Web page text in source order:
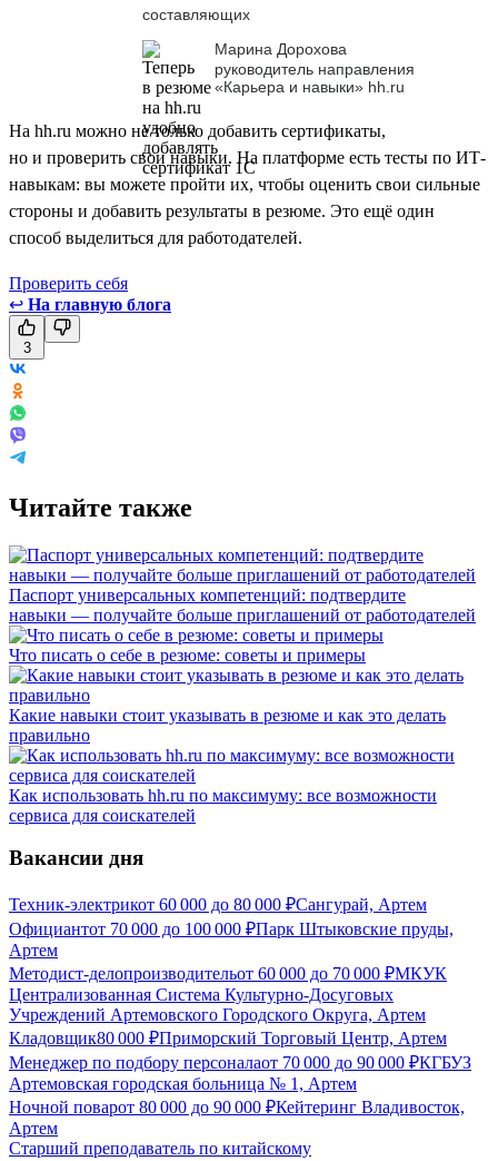
составляющих
Марина Дорохова
руководитель направления
«Карьера и навыки» hh.ru
На hh.ru можно не только добавить сертификаты,
но и проверить свои навыки. На платформе есть тесты по ИТ-
навыкам: вы можете пройти их, чтобы оценить свои сильные
стороны и добавить результаты в резюме. Это ещё один
способ выделиться для работодателей.
Проверить себя
↩ На главную блога
3
Читайте также
Паспорт универсальных компетенций: подтвердите
навыки — получайте больше приглашений от работодателей
Что писать о себе в резюме: советы и примеры
Какие навыки стоит указывать в резюме и как это делать
правильно
Как использовать hh.ru по максимуму: все возможности
сервиса для соискателей
Вакансии дня
Техник-электрикот 60 000 до 80 000 ₽Сангурай, Артем
Официантот 70 000 до 100 000 ₽Парк Штыковские пруды,
Артем
Методист-делопроизводительот 60 000 до 70 000 ₽МКУК
Централизованная Система Культурно-Досуговых
Учреждений Артемовского Городского Округа, Артем
Кладовщик80 000 ₽Приморский Торговый Центр, Артем
Менеджер по подбору персоналаот 70 000 до 90 000 ₽КГБУЗ
Артемовская городская больница № 1, Артем
Ночной поварот 80 000 до 90 000 ₽Кейтеринг Владивосток,
Артем
Старший преподаватель по китайскому